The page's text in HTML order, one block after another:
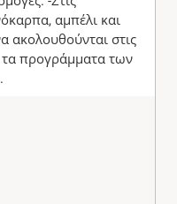
αμπέλι και
ακολουθούνται στις
τα προγράμματα των